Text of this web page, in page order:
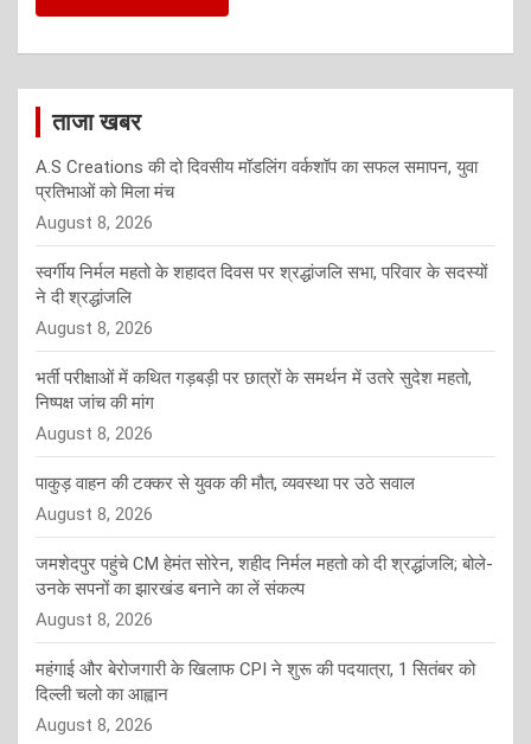
ताजा खबर
A.S Creations की दो दिवसीय मॉडलिंग वर्कशॉप का सफल समापन, युवा
प्रतिभाओं को मिला मंच
August 8, 2026
स्वर्गीय निर्मल महतो के शहादत दिवस पर श्रद्धांजलि सभा, परिवार के सदस्यों
ने दी श्रद्धांजलि
August 8, 2026
भर्ती परीक्षाओं में कथित गड़बड़ी पर छात्रों के समर्थन में उतरे सुदेश महतो,
निष्पक्ष जांच की मांग
August 8, 2026
पाकुड़ वाहन की टक्कर से युवक की मौत, व्यवस्था पर उठे सवाल
August 8, 2026
जमशेदपुर पहुंचे CM हेमंत सोरेन, शहीद निर्मल महतो को दी श्रद्धांजलि; बोले-
उनके सपनों का झारखंड बनाने का लें संकल्प
August 8, 2026
महंगाई और बेरोजगारी के खिलाफ CPI ने शुरू की पदयात्रा, 1 सितंबर को
दिल्ली चलो का आह्वान
August 8, 2026